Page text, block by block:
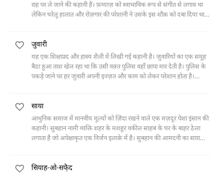
राह पर ले जाने की कहानी है। फ़य्याज़ को स्वाभाविक रूप से संगीत से लगाव था
लेकिन घरेलू हालात और रोज़गार की परेशानी ने उसके इस शौक़ को दबा दिया था।
लेने लगता है। हैदरी ख़ान घर में इस क़दर घुल मिल जाता है कि जल्द ही वो उस्ताद
से बाप बन जाता है। फ़य्याज़ की जवान होती बेटियों को भी संगीत की शिक्षा दी जाने
लगती है। मोहल्ले वालों की शिकायत से मजबूर हो कर मालिक मकान फ़य्याज़ से
मकान ख़ाली करवा लेता है तो हैदरी ख़ान फ़य्याज़ के परिवार को तवाएफ़ों के इलाक़े
पास के मकानात की रौनक़ देखते हैं तो दोनों हैरान रह जाते हैं।
जुवारी
यह एक शिक्षाप्रद और हास्य शैली में लिखी गई कहानी है। जुवारियों का एक समूह
बैठा हुआ ताश खेल रहा था कि उसी वक़्त पुलिस वहाँ छापा मार देती है। पुलिस के
पकड़े जाने पर हर जुवारी अपनी इज्ज़त और काम को लेकर परेशान होता है।
वह काफ़ी दिलचस्प है।
साया
आधुनिक समाज में मानवीय मूल्यों को ज़िंदा रखने वाले एक मज़दूर पेशा इंसान की
कहानी। सुबहान नामी व्यक्ति शहर के मशहूर वकील साहब के घर के बाहर ठेला
लगाता है जो अपेक्षाकृत एक निर्जन इलाक़े में है। सुबहान की आमदनी का सारा
सामान ख़रीदने को तरजीह दें। सुबहान धीरे धीरे वकील साहब के घर वालों के
सियाह-ओ-सफे़ेद